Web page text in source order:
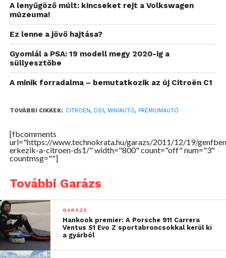
A lenyűgöző múlt: kincseket rejt a Volkswagen
múzeuma!
Ez lenne a jövő hajtása?
Gyomlál a PSA: 19 modell megy 2020-ig a
süllyesztőbe
A minik forradalma – bemutatkozik az új Citroën C1
TOVÁBBI CIKKEK: CITROEN, DS1, MINIAUTÓ, PRÉMIUMAUTÓ
[fbcomments
url="https://www.technokrata.hu/garazs/2011/12/19/
erkezik-a-citroen-ds1/" width="800" count="off" num="3"
countmsg=""]
További Garázs
GARÁZS
Hankook premier: A Porsche 911 Carrera
Ventus S1 Evo Z sportabroncsokkal kerül ki
a gyárból